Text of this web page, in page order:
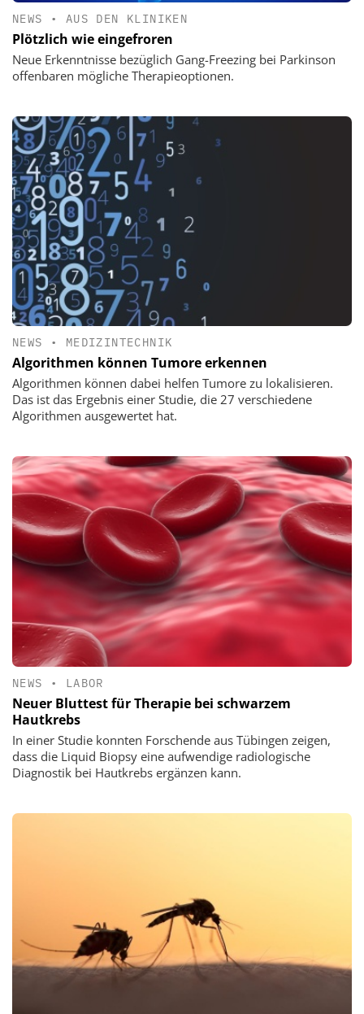
NEWS • AUS DEN KLINIKEN
Plötzlich wie eingefroren
Neue Erkenntnisse bezüglich Gang-Freezing bei Parkinson
offenbaren mögliche Therapieoptionen.
NEWS • MEDIZINTECHNIK
Algorithmen können Tumore erkennen
Algorithmen können dabei helfen Tumore zu lokalisieren.
Das ist das Ergebnis einer Studie, die 27 verschiedene
Algorithmen ausgewertet hat.
NEWS • LABOR
Neuer Bluttest für Therapie bei schwarzem
Hautkrebs
In einer Studie konnten Forschende aus Tübingen zeigen,
dass die Liquid Biopsy eine aufwendige radiologische
Diagnostik bei Hautkrebs ergänzen kann.